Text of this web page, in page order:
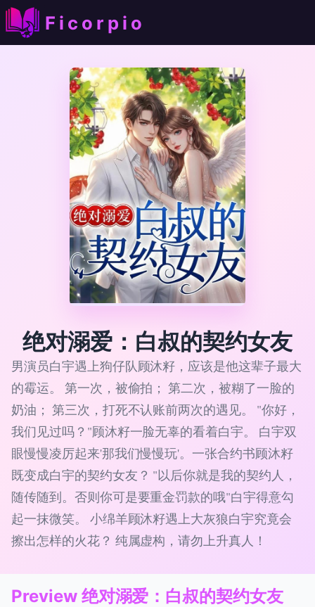
Ficorpio
绝对溺爱：白叔的契约女友
男演员白宇遇上狗仔队顾沐籽，应该是他这辈子最大
的霉运。 第一次，被偷拍； 第二次，被糊了一脸的
奶油； 第三次，打死不认账前两次的遇见。 "你好，
我们见过吗？"顾沐籽一脸无辜的看着白宇。 白宇双
眼慢慢凌厉起来'那我们慢慢玩'。一张合约书顾沐籽
既变成白宇的契约女友？ "以后你就是我的契约人，
随传随到。否则你可是要重金罚款的哦"白宇得意勾
起一抹微笑。 小绵羊顾沐籽遇上大灰狼白宇究竟会
擦出怎样的火花？ 纯属虚构，请勿上升真人！
Preview 绝对溺爱：白叔的契约女友